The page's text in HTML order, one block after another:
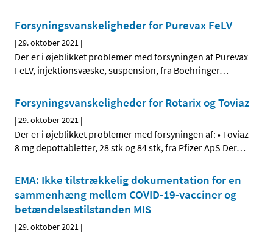
Forsyningsvanskeligheder for Purevax FeLV
|29. oktober 2021 |
Der er i øjeblikket problemer med forsyningen af Purevax
FeLV, injektionsvæske, suspension, fra Boehringer…
Forsyningsvanskeligheder for Rotarix og Toviaz
|29. oktober 2021 |
Der er i øjeblikket problemer med forsyningen af: • Toviaz
8 mg depottabletter, 28 stk og 84 stk, fra Pfizer ApS Der…
EMA: Ikke tilstrækkelig dokumentation for en
sammenhæng mellem COVID-19-vacciner og
betændelsestilstanden MIS
|29. oktober 2021 |